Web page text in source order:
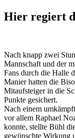
Hier regiert
Nach knapp zwei
Mannschaft und der
Fans durch die Halle
Manier hatten die
Mitaufsteiger in die
Punkte gesichert.
Nach einem
vor allem Raphael
konnte, stellte Bühl
gewünschte Wirkung